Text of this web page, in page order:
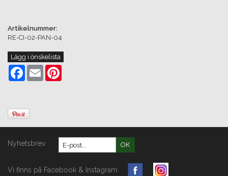
Artikelnummer:
RE-CI-02-PAN-04
Lägg i önskelista
Facebook
Email
Nyhetsbrev OK
Vi finns på Facebook & Instagram